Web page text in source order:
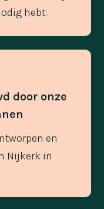
hebt.
door onze
en
Nijkerk in